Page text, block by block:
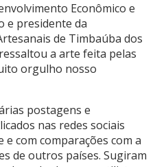
Econômico e
e presidente da
de Timbaúba dos
a arte feita pelas
orgulho nosso
postagens e
nas redes sociais
com comparações com a
de outros países. Sugiram